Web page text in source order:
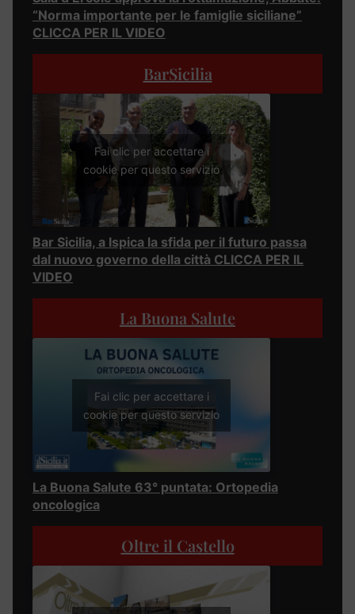
“Norma importante per le famiglie siciliane”
CLICCA PER IL VIDEO
BarSicilia
Fai clic per accettare i
cookie per questo servizio
Bar Sicilia, a Ispica la sfida per il futuro passa
dal nuovo governo della città CLICCA PER IL
VIDEO
La Buona Salute
Fai clic per accettare i
cookie per questo servizio
La Buona Salute 63° puntata: Ortopedia
oncologica
Oltre il Castello